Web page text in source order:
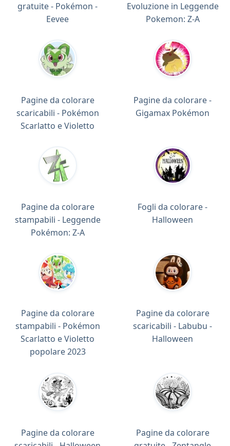
gratuite - Pokémon -
Eevee
Evoluzione in Leggende
Pokemon: Z-A
Pagine da colorare
scaricabili - Pokémon
Scarlatto e Violetto
Pagine da colorare -
Gigamax Pokémon
Pagine da colorare
stampabili - Leggende
Pokémon: Z-A
Fogli da colorare -
Halloween
Pagine da colorare
stampabili - Pokémon
Scarlatto e Violetto
popolare 2023
Pagine da colorare
scaricabili - Labubu -
Halloween
Pagine da colorare
Pagine da colorare